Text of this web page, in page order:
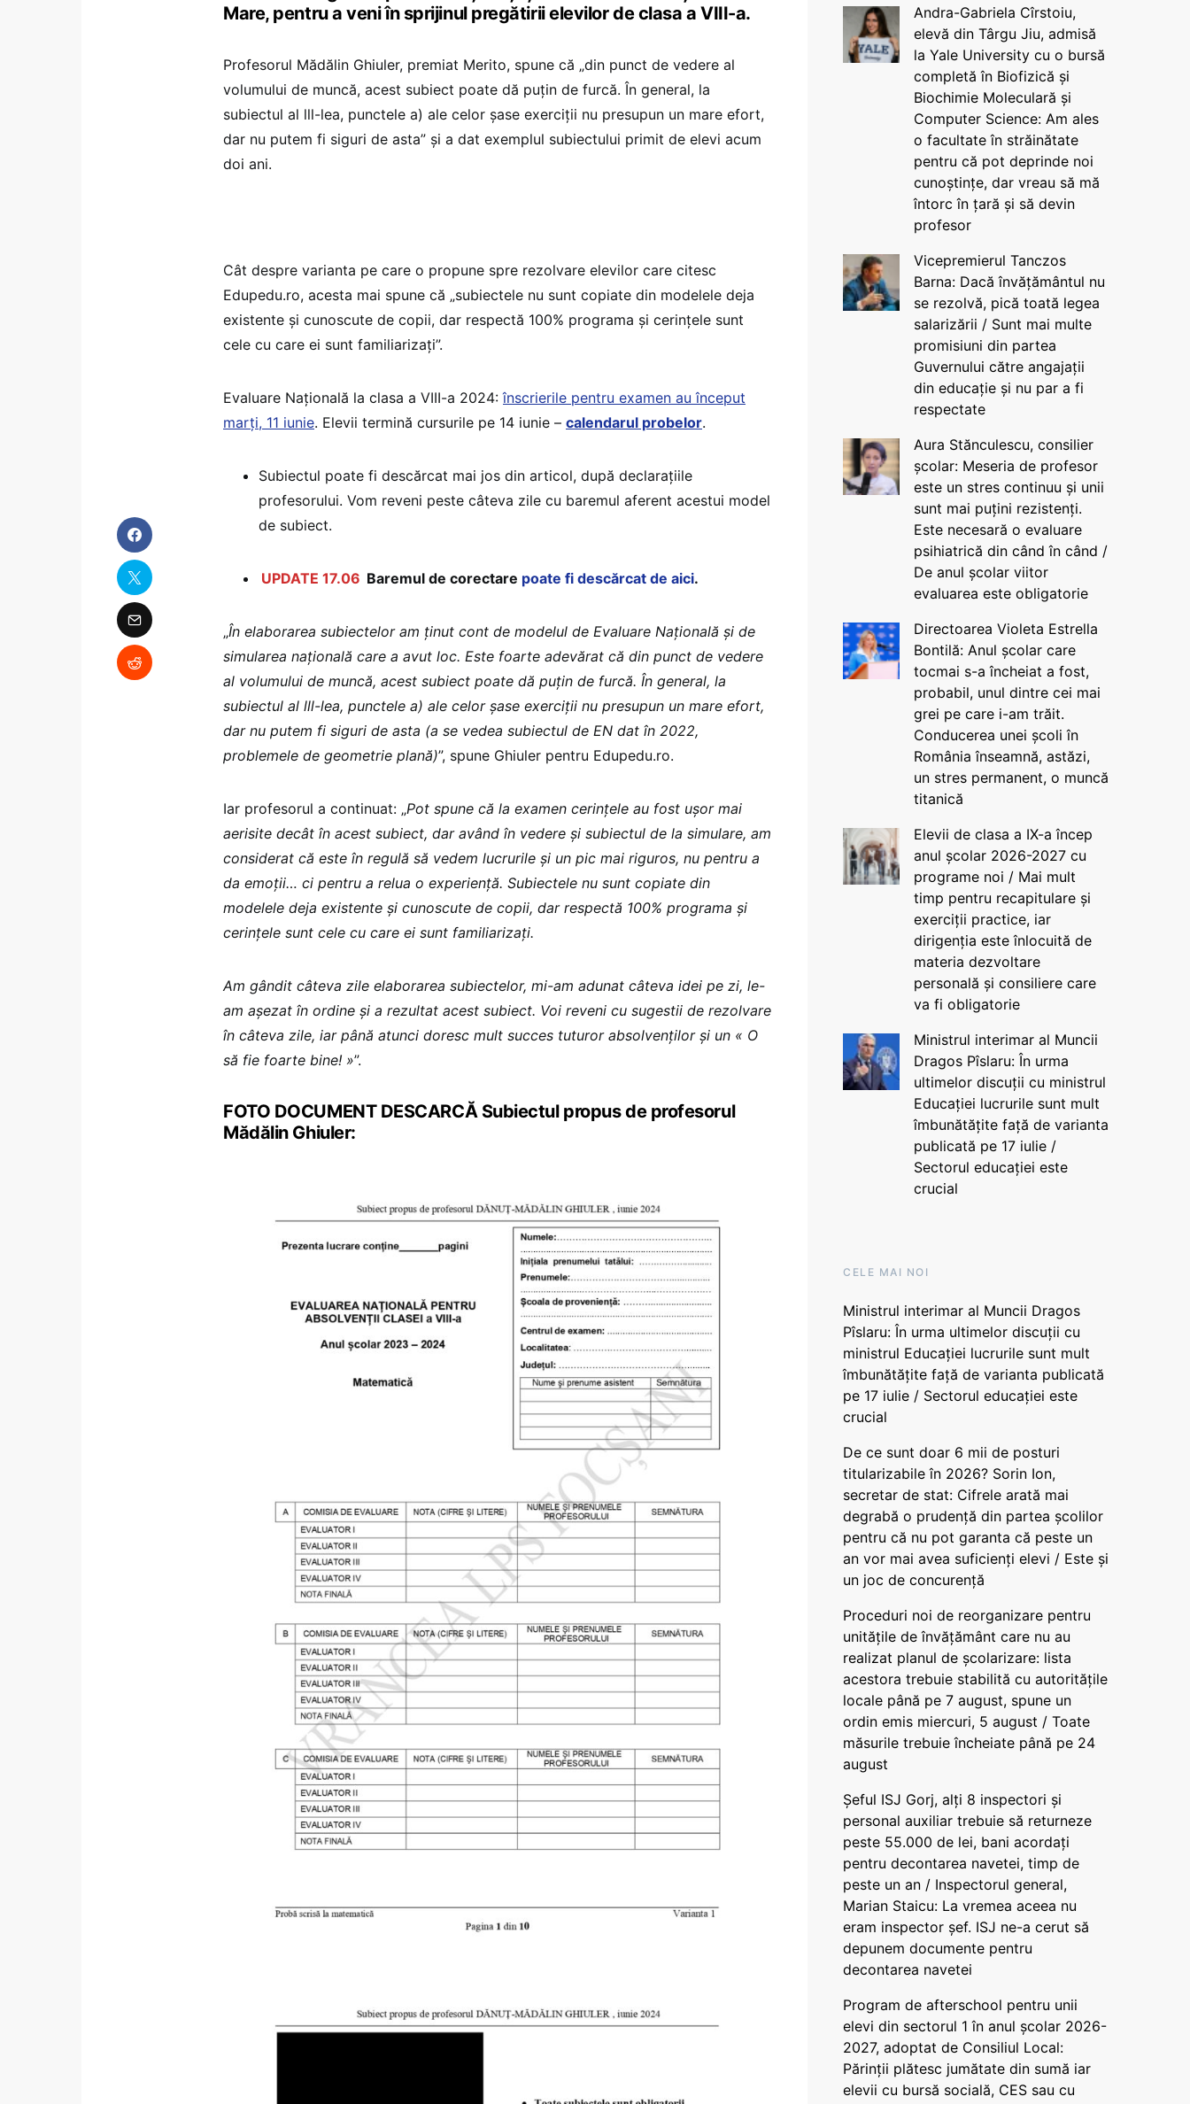
Mare, pentru a veni în sprijinul pregătirii elevilor de clasa a VIII-a.
Profesorul Mădălin Ghiuler, premiat Merito, spune că „din punct de vedere al
volumului de muncă, acest subiect poate dă puțin de furcă. În general, la
subiectul al lll-lea, punctele a) ale celor șase exerciții nu presupun un mare efort,
dar nu putem fi siguri de asta” și a dat exemplul subiectului primit de elevi acum
doi ani.
Cât despre varianta pe care o propune spre rezolvare elevilor care citesc
Edupedu.ro, acesta mai spune că „subiectele nu sunt copiate din modelele deja
existente și cunoscute de copii, dar respectă 100% programa și cerințele sunt
cele cu care ei sunt familiarizați”.
Evaluare Națională la clasa a VIII-a 2024:înscrierile pentru examen au început
marți, 11 iunie. Elevii termină cursurile pe 14 iunie – calendarul probelor.
Subiectul poate fi descărcat mai jos din articol, după declarațiile
profesorului. Vom reveni peste câteva zile cu baremul aferent acestui model
de subiect.
UPDATE 17.06 Baremul de corectare poate fi descărcat de aici.
„În elaborarea subiectelor am ținut cont de modelul de Evaluare Națională și de
simularea națională care a avut loc. Este foarte adevărat că din punct de vedere
al volumului de muncă, acest subiect poate dă puțin de furcă. În general, la
subiectul al lll-lea, punctele a) ale celor șase exerciții nu presupun un mare efort,
dar nu putem fi siguri de asta (a se vedea subiectul de EN dat în 2022,
problemele de geometrie plană)”, spune Ghiuler pentru Edupedu.ro.
Iar profesorul a continuat: „Pot spune că la examen cerințele au fost ușor mai
aerisite decât în acest subiect, dar având în vedere și subiectul de la simulare, am
considerat că este în regulă să vedem lucrurile și un pic mai riguros, nu pentru a
da emoții… ci pentru a relua o experiență. Subiectele nu sunt copiate din
modelele deja existente și cunoscute de copii, dar respectă 100% programa și
cerințele sunt cele cu care ei sunt familiarizați.
Am gândit câteva zile elaborarea subiectelor, mi-am adunat câteva idei pe zi, le-
am așezat în ordine și a rezultat acest subiect. Voi reveni cu sugestii de rezolvare
în câteva zile, iar până atunci doresc mult succes tuturor absolvenților și un « O
să fie foarte bine! »”.
FOTO DOCUMENT DESCARCĂ Subiectul propus de profesorul
Mădălin Ghiuler:
Andra-Gabriela Cîrstoiu,
elevă din Târgu Jiu, admisă
la Yale University cu o bursă
completă în Biofizică și
Biochimie Moleculară și
Computer Science: Am ales
o facultate în străinătate
pentru că pot deprinde noi
cunoștințe, dar vreau să mă
întorc în țară și să devin
profesor
Vicepremierul Tanczos
Barna: Dacă învățământul nu
se rezolvă, pică toată legea
salarizării / Sunt mai multe
promisiuni din partea
Guvernului către angajații
din educație și nu par a fi
respectate
Aura Stănculescu, consilier
școlar: Meseria de profesor
este un stres continuu și unii
sunt mai puțini rezistenți.
Este necesară o evaluare
psihiatrică din când în când /
De anul școlar viitor
evaluarea este obligatorie
Directoarea Violeta Estrella
Bontilă: Anul școlar care
tocmai s-a încheiat a fost,
probabil, unul dintre cei mai
grei pe care i-am trăit.
Conducerea unei școli în
România înseamnă, astăzi,
un stres permanent, o muncă
titanică
Elevii de clasa a IX-a încep
anul școlar 2026-2027 cu
programe noi / Mai mult
timp pentru recapitulare și
exerciții practice, iar
dirigenția este înlocuită de
materia dezvoltare
personală și consiliere care
va fi obligatorie
Ministrul interimar al Muncii
Dragos Pîslaru: În urma
ultimelor discuții cu ministrul
Educației lucrurile sunt mult
îmbunătățite față de varianta
publicată pe 17 iulie /
Sectorul educației este
crucial
CELE MAI NOI
Ministrul interimar al Muncii Dragos
Pîslaru: În urma ultimelor discuții cu
ministrul Educației lucrurile sunt mult
îmbunătățite față de varianta publicată
pe 17 iulie / Sectorul educației este
crucial
De ce sunt doar 6 mii de posturi
titularizabile în 2026? Sorin Ion,
secretar de stat: Cifrele arată mai
degrabă o prudență din partea școlilor
pentru că nu pot garanta că peste un
an vor mai avea suficienți elevi / Este și
un joc de concurență
Proceduri noi de reorganizare pentru
unitățile de învățământ care nu au
realizat planul de școlarizare: lista
acestora trebuie stabilită cu autoritățile
locale până pe 7 august, spune un
ordin emis miercuri, 5 august / Toate
măsurile trebuie încheiate până pe 24
august
Șeful ISJ Gorj, alți 8 inspectori și
personal auxiliar trebuie să returneze
peste 55.000 de lei, bani acordați
pentru decontarea navetei, timp de
peste un an / Inspectorul general,
Marian Staicu: La vremea aceea nu
eram inspector șef. ISJ ne-a cerut să
depunem documente pentru
decontarea navetei
Program de afterschool pentru unii
elevi din sectorul 1 în anul școlar 2026-
2027, adoptat de Consiliul Local:
Părinții plătesc jumătate din sumă iar
elevii cu bursă socială, CES sau cu